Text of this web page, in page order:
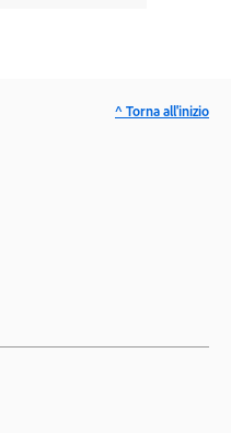
^ Torna all'inizio